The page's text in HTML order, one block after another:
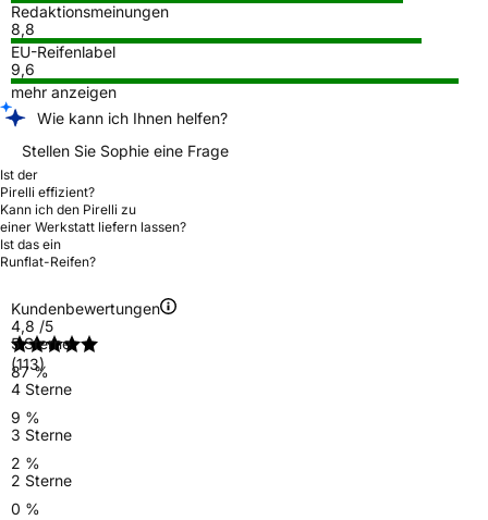
Redaktionsmeinungen
8,8
EU-Reifenlabel
9,6
mehr anzeigen
Wie kann ich Ihnen helfen?
Stellen Sie Sophie eine Frage
Ist der
Pirelli effizient?
Kann ich den Pirelli zu
einer Werkstatt liefern lassen?
Ist das ein
Runflat-Reifen?
Kundenbewertungen
4,8 /5
(113)
5 Sterne
87 %
4 Sterne
9 %
3 Sterne
2 %
2 Sterne
0 %